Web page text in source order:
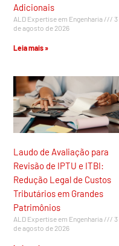
Adicionais
ALD Expertise em Engenharia
3
de agosto de 2026
Leia mais »
Laudo de Avaliação para
Revisão de IPTU e ITBI:
Redução Legal de Custos
Tributários em Grandes
Patrimônios
ALD Expertise em Engenharia
3
de agosto de 2026